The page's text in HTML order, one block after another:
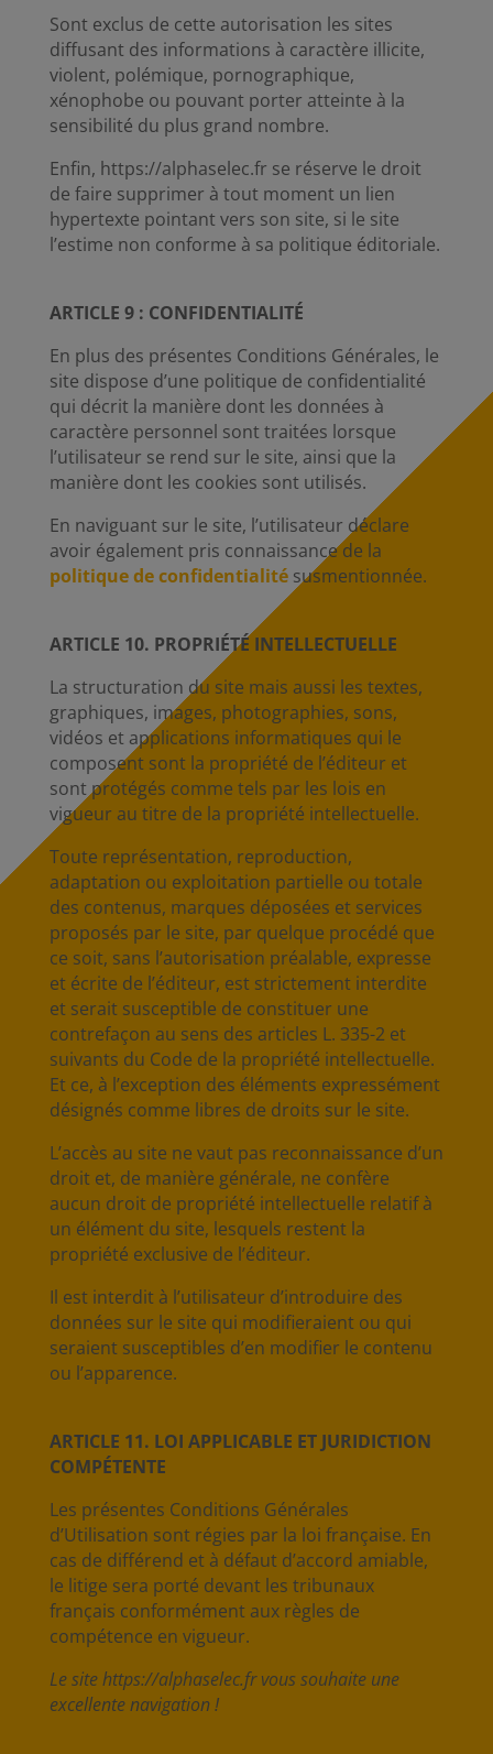
Sont exclus de cette autorisation les sites
diffusant des informations à caractère illicite,
violent, polémique, pornographique,
xénophobe ou pouvant porter atteinte à la
sensibilité du plus grand nombre.
Enfin, https://alphaselec.fr se réserve le droit
de faire supprimer à tout moment un lien
hypertexte pointant vers son site, si le site
l’estime non conforme à sa politique éditoriale.
ARTICLE 9 : CONFIDENTIALITÉ
En plus des présentes Conditions Générales, le
site dispose d’une politique de confidentialité
qui décrit la manière dont les données à
caractère personnel sont traitées lorsque
l’utilisateur se rend sur le site, ainsi que la
manière dont les cookies sont utilisés.
En naviguant sur le site, l’utilisateur déclare
avoir également pris connaissance de la
politique de confidentialitésusmentionnée.
ARTICLE 10. PROPRIÉTÉ INTELLECTUELLE
La structuration du site mais aussi les textes,
graphiques, images, photographies, sons,
vidéos et applications informatiques qui le
composent sont la propriété de l’éditeur et
sont protégés comme tels par les lois en
vigueur au titre de la propriété intellectuelle.
Toute représentation, reproduction,
adaptation ou exploitation partielle ou totale
des contenus, marques déposées et services
proposés par le site, par quelque procédé que
ce soit, sans l’autorisation préalable, expresse
et écrite de l’éditeur, est strictement interdite
et serait susceptible de constituer une
contrefaçon au sens des articles L. 335-2 et
suivants du Code de la propriété intellectuelle.
Et ce, à l’exception des éléments expressément
désignés comme libres de droits sur le site.
L’accès au site ne vaut pas reconnaissance d’un
droit et, de manière générale, ne confère
aucun droit de propriété intellectuelle relatif à
un élément du site, lesquels restent la
propriété exclusive de l’éditeur.
Il est interdit à l’utilisateur d’introduire des
données sur le site qui modifieraient ou qui
seraient susceptibles d’en modifier le contenu
ou l’apparence.
ARTICLE 11. LOI APPLICABLE ET JURIDICTION
COMPÉTENTE
Les présentes Conditions Générales
d’Utilisation sont régies par la loi française. En
cas de différend et à défaut d’accord amiable,
le litige sera porté devant les tribunaux
français conformément aux règles de
compétence en vigueur.
Le site https://alphaselec.fr vous souhaite une
excellente navigation !